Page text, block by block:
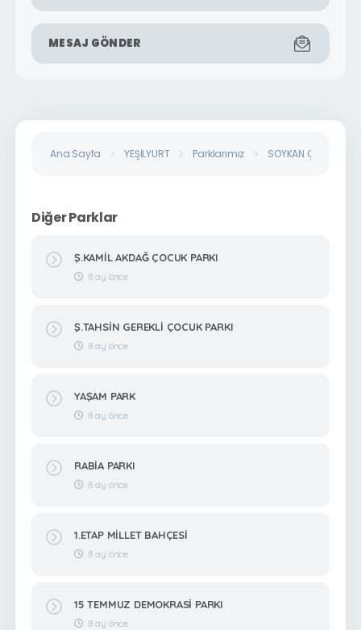
MESAJ GÖNDER
Ana Sayfa YEŞİLYURT Parklarımız SOYKAN ÇOCUK
Diğer Parklar
Ş.KAMİL AKDAĞ ÇOCUK PARKI
8 ay önce
Ş.TAHSİN GEREKLİ ÇOCUK PARKI
8 ay önce
YAŞAM PARK
8 ay önce
RABİA PARKI
8 ay önce
1.ETAP MİLLET BAHÇESİ
8 ay önce
15 TEMMUZ DEMOKRASİ PARKI
8 ay önce